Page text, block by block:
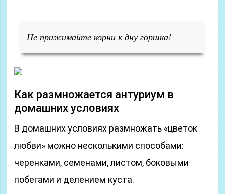
Не прижимайте корни к дну горшка!
Как размножается антуриум в
домашних условиях
В домашних условиях размножать «цветок
любви» можно несколькими способами:
черенками, семенами, листом, боковыми
побегами и делением куста.